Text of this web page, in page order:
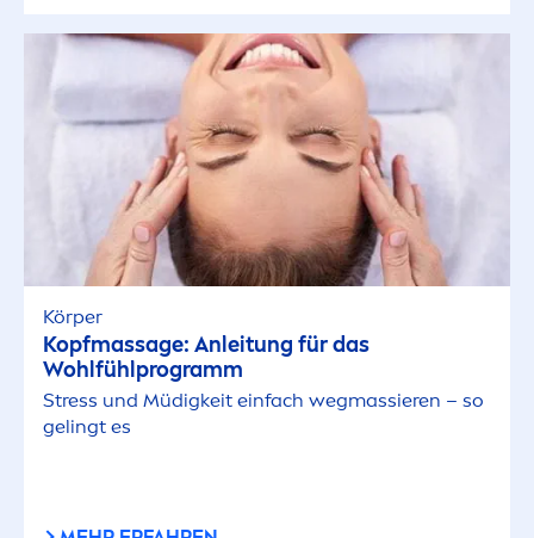
Körper
Kopfmassage: Anleitung für das
Wohlfühlprogramm
Stress und Müdigkeit einfach wegmassieren – so
gelingt es